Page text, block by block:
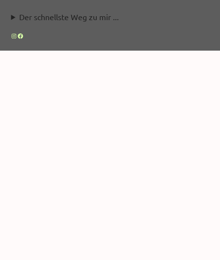
Der schnellste Weg zu mir ...
Instagram
Facebook